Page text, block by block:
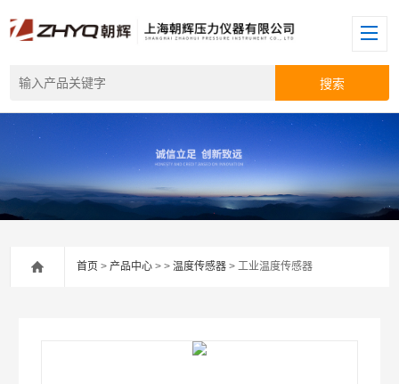
首页 >产品中心 > >温度传感器 > 工业温度传感器